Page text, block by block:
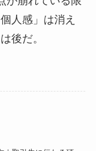
人感」は消え
後だ。